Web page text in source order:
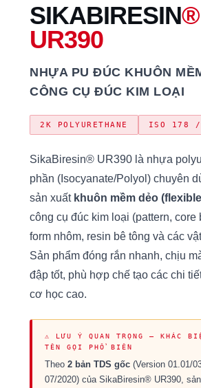
SIKABIRESIN®
UR390
NHỰA PU ĐÚC KHUÔN
CÔNG CỤ ĐÚC KIM LOẠI
2K POLYURETHANE ISO 178
SikaBiresin® UR390 là nhựa
phần (Isocyanate/Polyol) chuyên
sản xuất khuôn mềm dẻo
công cụ đúc kim loại (pattern, core
form nhôm, resin bê tông và các
Sản phẩm đóng rắn nhanh, chịu
đập tốt, phù hợp chế tạo các chi
cơ học cao.
⚠ LƯU Ý QUAN TRỌNG — KHÁC
TÊN GỌI PHỔ BIẾN
Theo 2 bản TDS gốc (Version 01.01/
07/2020) của SikaBiresin® UR390,